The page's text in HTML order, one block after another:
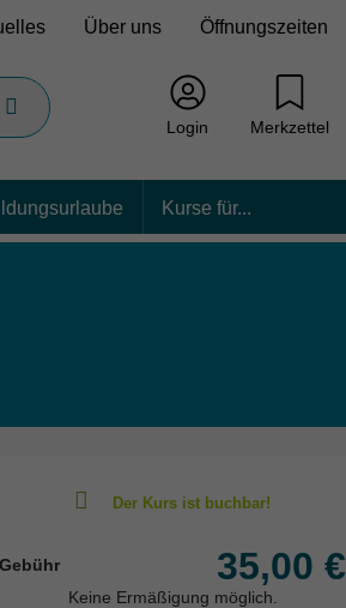
Über uns Öffnungszeiten
Login Merkzettel
Kurse für...
Gebühr 35,00 €
Keine Ermäßigung möglich.